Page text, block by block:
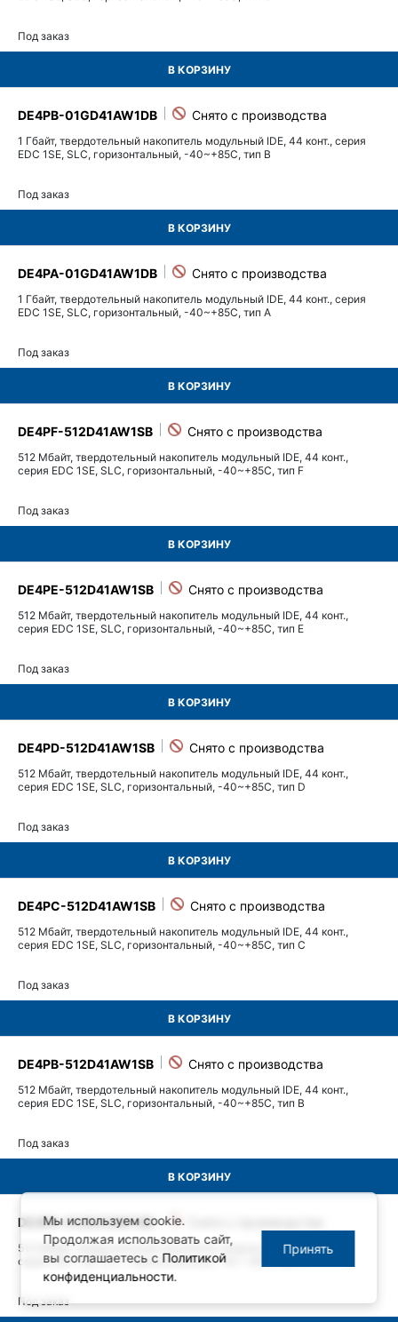
Под заказ
В КОРЗИНУ
DE4PB-01GD41AW1DB
1 Гбайт, твердотельный накопитель модульный IDE, 44 конт., серия
EDC 1SE, SLC, горизонтальный, -40~+85C, тип B
Под заказ
В КОРЗИНУ
DE4PA-01GD41AW1DB
1 Гбайт, твердотельный накопитель модульный IDE, 44 конт., серия
EDC 1SE, SLC, горизонтальный, -40~+85C, тип A
Под заказ
В КОРЗИНУ
DE4PF-512D41AW1SB
512 Мбайт, твердотельный накопитель модульный IDE, 44 конт.,
серия EDC 1SE, SLC, горизонтальный, -40~+85C, тип F
Под заказ
В КОРЗИНУ
DE4PE-512D41AW1SB
512 Мбайт, твердотельный накопитель модульный IDE, 44 конт.,
серия EDC 1SE, SLC, горизонтальный, -40~+85C, тип E
Под заказ
В КОРЗИНУ
DE4PD-512D41AW1SB
512 Мбайт, твердотельный накопитель модульный IDE, 44 конт.,
серия EDC 1SE, SLC, горизонтальный, -40~+85C, тип D
Под заказ
В КОРЗИНУ
DE4PC-512D41AW1SB
512 Мбайт, твердотельный накопитель модульный IDE, 44 конт.,
серия EDC 1SE, SLC, горизонтальный, -40~+85C, тип C
Под заказ
В КОРЗИНУ
DE4PB-512D41AW1SB
512 Мбайт, твердотельный накопитель модульный IDE, 44 конт.,
серия EDC 1SE, SLC, горизонтальный, -40~+85C, тип B
Под заказ
В КОРЗИНУ
DE4PA-512D41AW1SB
512 Мбайт, твердотельный накопитель модульный IDE, 44 конт.,
серия EDC 1SE, SLC, горизонтальный, -40~+85C, тип A
Под заказ
Мы используем cookie.
Продолжая использовать сайт,
вы соглашаетесь с Политикой
конфиденциальности.
Принять